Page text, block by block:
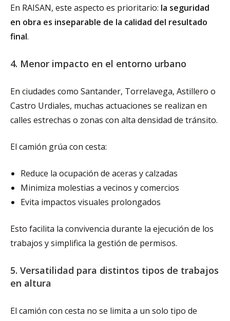
En RAISAN, este aspecto es prioritario: la seguridad
en obra es inseparable de la calidad del resultado
final.
4. Menor impacto en el entorno urbano
En ciudades como Santander, Torrelavega, Astillero o
Castro Urdiales, muchas actuaciones se realizan en
calles estrechas o zonas con alta densidad de tránsito.
El camión grúa con cesta:
Reduce la ocupación de aceras y calzadas
Minimiza molestias a vecinos y comercios
Evita impactos visuales prolongados
Esto facilita la convivencia durante la ejecución de los
trabajos y simplifica la gestión de permisos.
5. Versatilidad para distintos tipos de trabajos
en altura
El camión con cesta no se limita a un solo tipo de